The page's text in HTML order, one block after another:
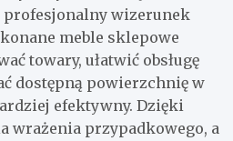
profesjonalny wizerunek
meble sklepowe
towary, ułatwić obsługę
dostępną powierzchnię w
efektywny. Dzięki
wrażenia przypadkowego, a